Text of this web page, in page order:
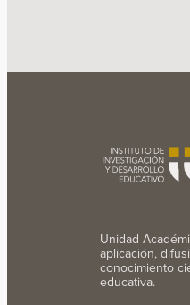
Unidad
aplicación,
conocimiento
educativa.